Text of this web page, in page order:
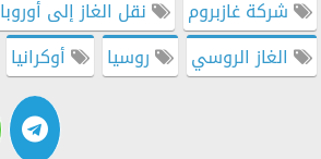
شركة غازبروم
نقل الغاز إلى أوروبا
الغاز الروسي
روسيا أوكرانيا